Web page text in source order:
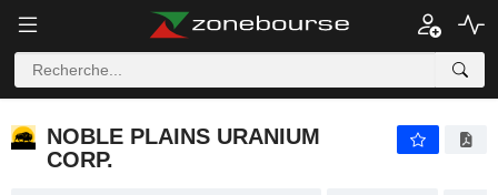
NOBLE PLAINS URANIUM
CORP.